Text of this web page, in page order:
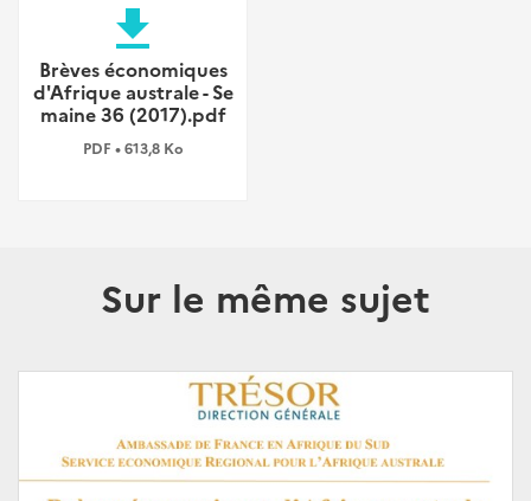
file_download
Brèves économiques
d'Afrique australe - Se
maine 36 (2017).pdf
PDF • 613,8 Ko
Sur le même sujet